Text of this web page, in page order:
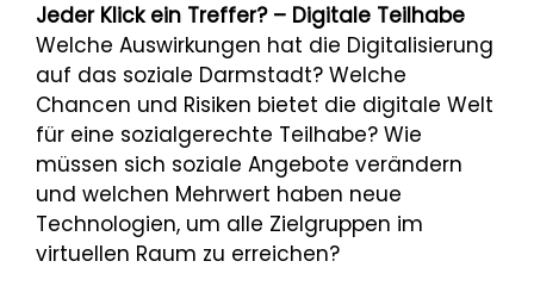
Jeder Klick ein Treffer? – Digitale Teilhabe
Welche Auswirkungen hat die Digitalisierung
auf das soziale Darmstadt? Welche
Chancen und Risiken bietet die digitale Welt
für eine sozialgerechte Teilhabe? Wie
müssen sich soziale Angebote verändern
und welchen Mehrwert haben neue
Technologien, um alle Zielgruppen im
virtuellen Raum zu erreichen?